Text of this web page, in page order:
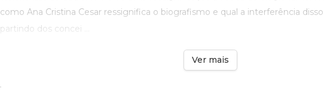
como Ana Cristina Cesar ressignifica o biografismo e qual a interferência
partindo dos concei ...
Ver mais